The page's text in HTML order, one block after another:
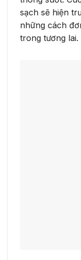
sạch sẽ hiện
những cách
trong tương lai.